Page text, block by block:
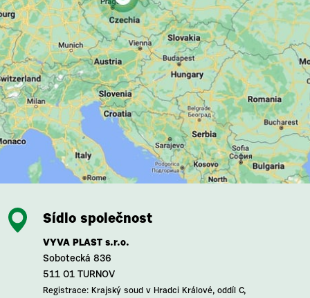
Sídlo společnost
VYVA PLAST s.r.o.
Sobotecká 836
511 01 TURNOV
Registrace: Krajský soud v Hradci Králové, oddíl C,